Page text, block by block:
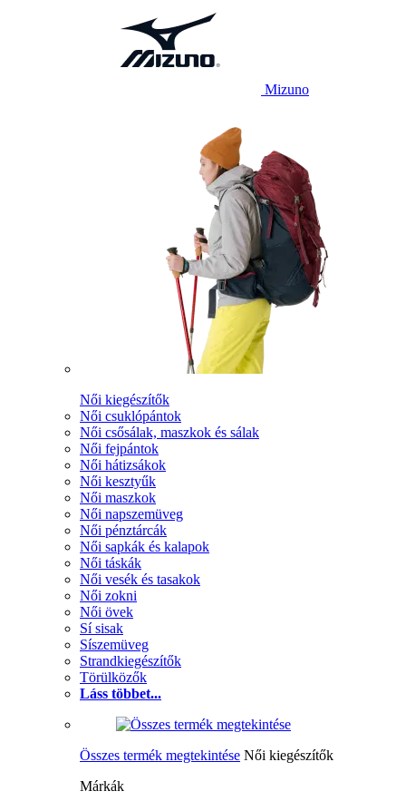
Mizuno
Női kiegészítők
Női csuklópántok
Női csősálak, maszkok és sálak
Női fejpántok
Női hátizsákok
Női kesztyűk
Női maszkok
Női napszemüveg
Női pénztárcák
Női sapkák és kalapok
Női táskák
Női vesék és tasakok
Női zokni
Női övek
Sí sisak
Síszemüveg
Strandkiegészítők
Törülközők
Láss többet...
Összes termék megtekintése Női kiegészítők
Márkák